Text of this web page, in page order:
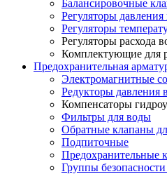
Балансировочные
Регуляторы
Регуляторы
Регуляторы расхода
Комплектующие для
Предохранительная
Электромагнитные
Редукторы давления
Компенсаторы
Фильтры для воды
Обратные клапаны
Подпиточные
Предохранительные
Группы